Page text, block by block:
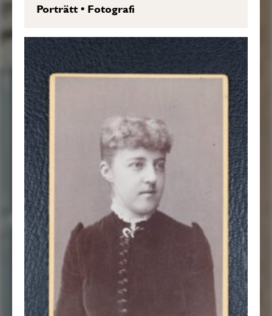
Porträtt• Fotografi